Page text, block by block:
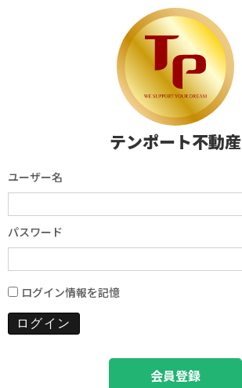
テンポート不動産
ユーザー名
パスワード
ログイン情報を記憶
会員登録